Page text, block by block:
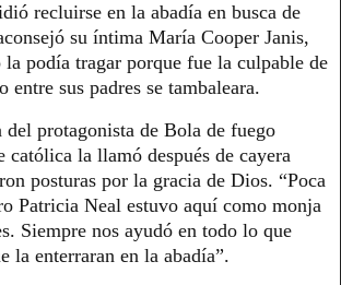
recluirse en la abadía en busca de
su íntima María Cooper Janis,
la podía tragar porque fue la culpable de
entre sus padres se tambaleara.
protagonista de Bola de fuego
la llamó después de cayera
posturas por la gracia de Dios. “Poca
Patricia Neal estuvo aquí como monja
Siempre nos ayudó en todo lo que
la enterraran en la abadía”.